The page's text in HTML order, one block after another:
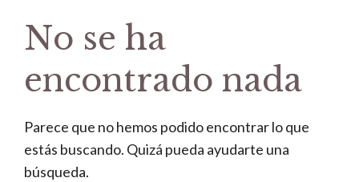
No se ha
encontrado nada
Parece que no hemos podido encontrar lo que
estás buscando. Quizá pueda ayudarte una
búsqueda.